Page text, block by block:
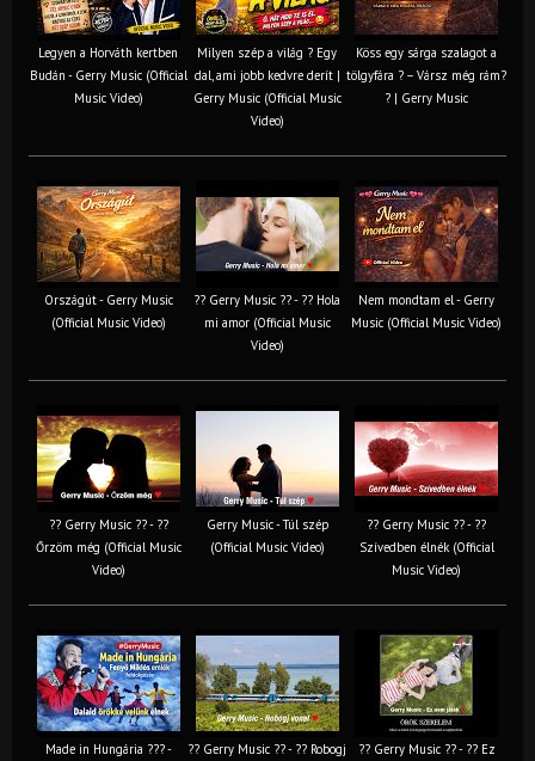
Legyen a Horváth kertben
Budán - Gerry Music (Official
Music Video)
Milyen szép a világ ? Egy
dal, ami jobb kedvre derít |
Gerry Music (Official Music
Video)
Köss egy sárga szalagot a
tölgyfára ?️ – Vársz még rám?
? | Gerry Music
Országút - Gerry Music
(Official Music Video)
?? Gerry Music ?? - ?? Hola
mi amor (Official Music
Video)
Nem mondtam el - Gerry
Music (Official Music Video)
?? Gerry Music ?? - ??
Őrzöm még (Official Music
Video)
Gerry Music - Túl szép
(Official Music Video)
?? Gerry Music ?? - ??
Szívedben élnék (Official
Music Video)
Made in Hungária ??? -
?? Gerry Music ?? - ?? Robogj
?? Gerry Music ?? - ?? Ez